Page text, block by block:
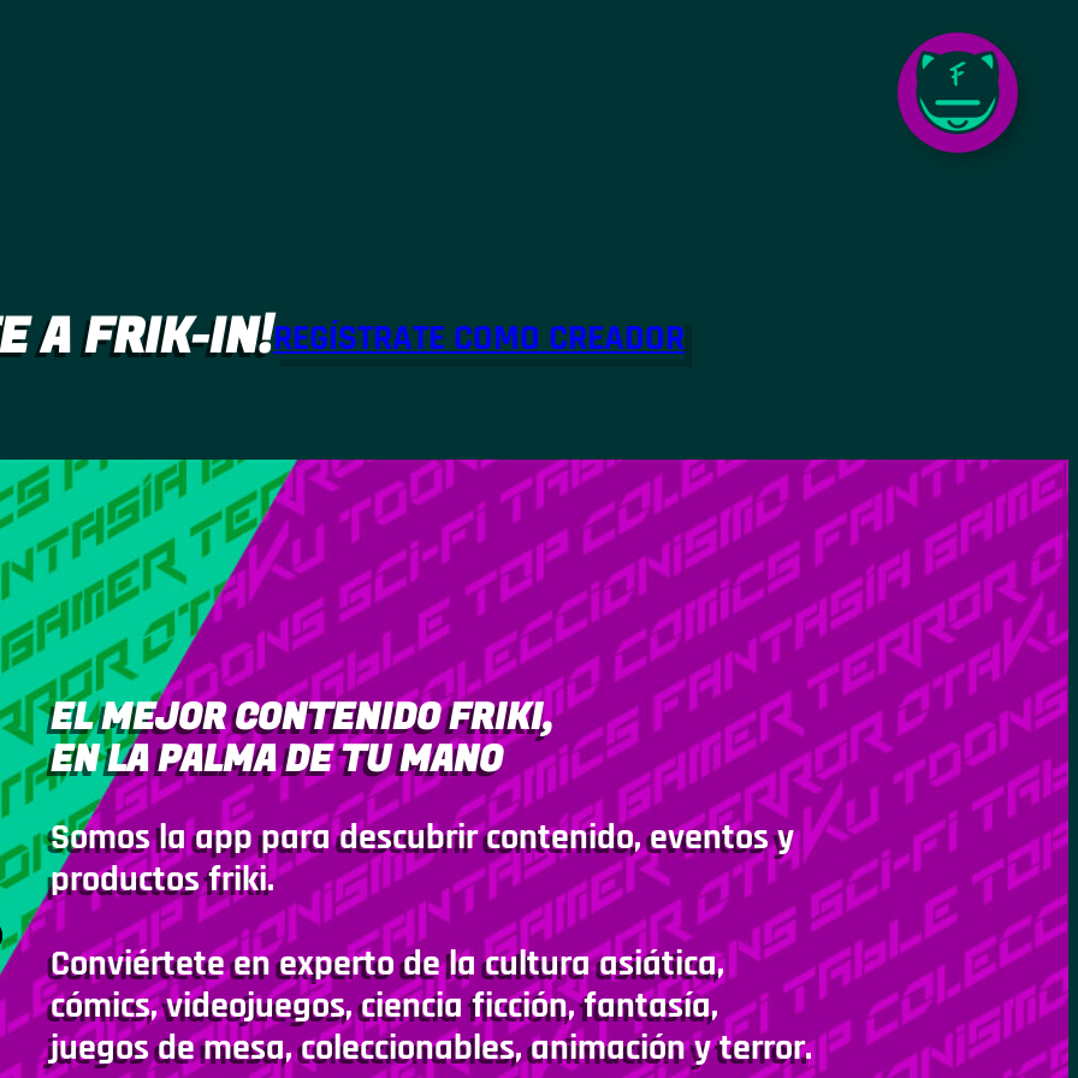
A FRIK-IN!REGÍSTRATE COMO CREADOR
EL MEJOR CONTENIDO FRIKI,
EN LA PALMA DE TU MANO
Somos la app para descubrir contenido, eventos y
productos friki.
Conviértete en experto de la cultura asiática,
cómics, videojuegos, ciencia ficción, fantasía,
juegos de mesa, coleccionables, animación y terror.